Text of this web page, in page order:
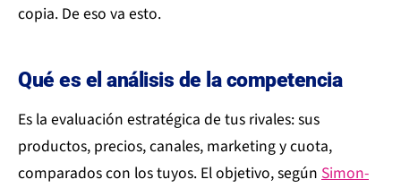
copia. De eso va esto.
Qué es el análisis de la competencia
Es la evaluación estratégica de tus rivales: sus
productos, precios, canales, marketing y cuota,
comparados con los tuyos. El objetivo, según Simon-